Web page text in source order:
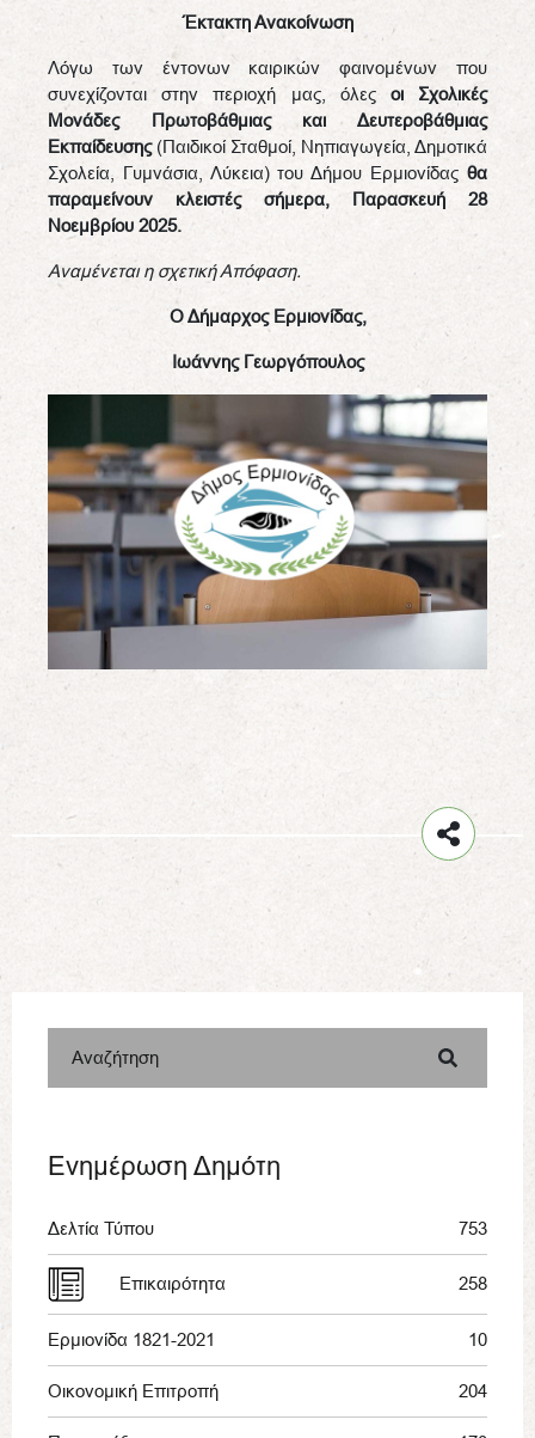
Έκτακτη Ανακοίνωση
Λόγω των έντονων καιρικών φαινομένων που
συνεχίζονται στην περιοχή μας, όλες οι Σχολικές
Μονάδες Πρωτοβάθμιας και Δευτεροβάθμιας
Εκπαίδευσης(Παιδικοί Σταθμοί, Νηπιαγωγεία, Δημοτικά
Σχολεία, Γυμνάσια, Λύκεια) του Δήμου Ερμιονίδας θα
παραμείνουν κλειστές σήμερα, Παρασκευή 28
Νοεμβρίου 2025.
Αναμένεται η σχετική Απόφαση.
Ο Δήμαρχος Ερμιονίδας,
Ιωάννης Γεωργόπουλος
Αναζήτηση
Ενημέρωση Δημότη
Δελτία Τύπου 753
Επικαιρότητα 258
Ερμιονίδα 1821-2021 10
Οικονομική Επιτροπή 204